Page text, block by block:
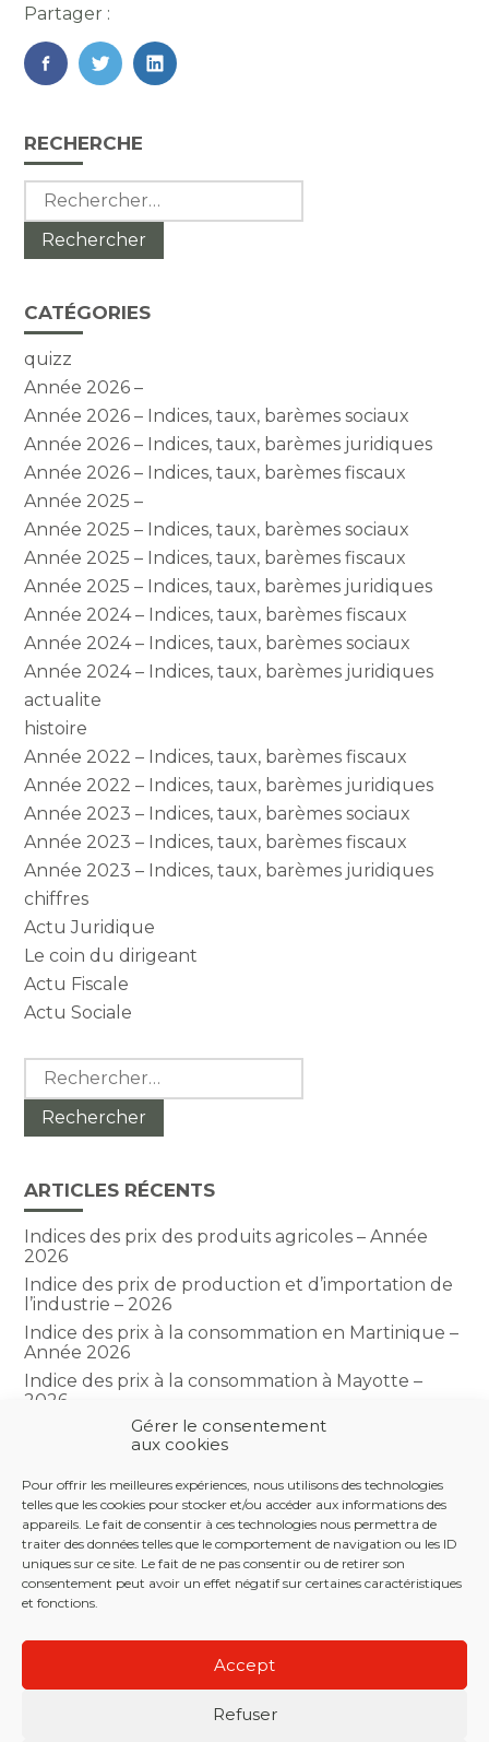
Gérer le consentement
aux cookies
Pour offrir les meilleures expériences, nous utilisons des technologies
telles que les cookies pour stocker et/ou accéder aux informations des
appareils. Le fait de consentir à ces technologies nous permettra de
traiter des données telles que le comportement de navigation ou les ID
uniques sur ce site. Le fait de ne pas consentir ou de retirer son
consentement peut avoir un effet négatif sur certaines caractéristiques
et fonctions.
Accept
Refuser
Partager :
FaceBook
TwitterLinkedIn
Blog
sidebar
RECHERCHE
Rechercher :
CATÉGORIES
quizz
Année 2026 –
Année 2026 – Indices, taux, barèmes sociaux
Année 2026 – Indices, taux, barèmes juridiques
Année 2026 – Indices, taux, barèmes fiscaux
Année 2025 –
Année 2025 – Indices, taux, barèmes sociaux
Année 2025 – Indices, taux, barèmes fiscaux
Année 2025 – Indices, taux, barèmes juridiques
Année 2024 – Indices, taux, barèmes fiscaux
Année 2024 – Indices, taux, barèmes sociaux
Année 2024 – Indices, taux, barèmes juridiques
actualite
histoire
Année 2022 – Indices, taux, barèmes fiscaux
Année 2022 – Indices, taux, barèmes juridiques
Année 2023 – Indices, taux, barèmes sociaux
Année 2023 – Indices, taux, barèmes fiscaux
Année 2023 – Indices, taux, barèmes juridiques
chiffres
Actu Juridique
Le coin du dirigeant
Actu Fiscale
Actu Sociale
Rechercher :
ARTICLES RÉCENTS
Indices des prix des produits agricoles – Année
2026
Indice des prix de production et d’importation de
l’industrie – 2026
Indice des prix à la consommation en Martinique –
Année 2026
Indice des prix à la consommation à Mayotte –
2026
Indice du climat des affaires dans le BTP – Année
COMMENTAIRES RÉCENTS
Footer
LE CABINET NOS SERVICES
NOS OUTILS
RECRUTEMENT